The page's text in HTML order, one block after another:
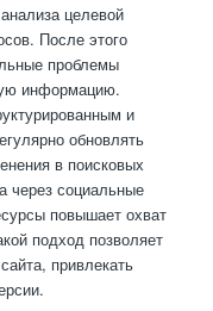
целевой
После этого
проблемы
информацию.
и
обновлять
в поисковых
через социальные
повышает охват
подход позволяет
привлекать